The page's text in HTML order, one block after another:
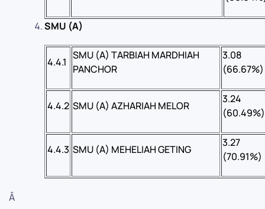
SMU (A)
4.4.1
SMU (A) TARBIAH MARDHIAH
PANCHOR
3.08
(66.67%)
4.4.2 SMU (A) AZHARIAH MELOR
3.24
(60.49%)
4.4.3 SMU (A) MEHELIAH GETING
3.27
(70.91%)
Â